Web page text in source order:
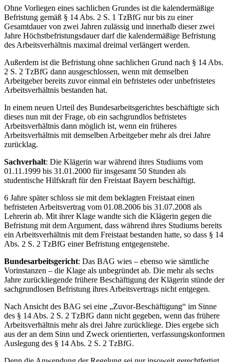
Ohne Vorliegen eines sachlichen Grundes ist die kalendermäßige
Befristung gemäß § 14 Abs. 2 S. 1 TzBfG nur bis zu einer
Gesamtdauer von zwei Jahren zulässig und innerhalb dieser zwei
Jahre Höchstbefristungsdauer darf die kalendermäßige Befristung
des Arbeitsverhältnis maximal dreimal verlängert werden.
Außerdem ist die Befristung ohne sachlichen Grund nach § 14 Abs.
2 S. 2 TzBfG dann ausgeschlossen, wenn mit demselben
Arbeitgeber bereits zuvor einmal ein befristetes oder unbefristetes
Arbeitsverhältnis bestanden hat.
In einem neuen Urteil des Bundesarbeitsgerichtes beschäftigte sich
dieses nun mit der Frage, ob ein sachgrundlos befristetes
Arbeitsverhältnis dann möglich ist, wenn ein früheres
Arbeitsverhältnis mit demselben Arbeitgeber mehr als drei Jahre
zurücklag.
Sachverhalt: Die Klägerin war während ihres Studiums vom
01.11.1999 bis 31.01.2000 für insgesamt 50 Stunden als
studentische Hilfskraft für den Freistaat Bayern beschäftigt.
6 Jahre später schloss sie mit dem beklagten Freistaat einen
befristeten Arbeitsvertrag vom 01.08.2006 bis 31.07.2008 als
Lehrerin ab. Mit ihrer Klage wandte sich die Klägerin gegen die
Befristung mit dem Argument, dass während ihres Studiums bereits
ein Arbeitsverhältnis mit dem Freistaat bestanden hatte, so dass § 14
Abs. 2 S. 2 TzBfG einer Befristung entgegenstehe.
Bundesarbeitsgericht: Das BAG wies – ebenso wie sämtliche
Vorinstanzen – die Klage als unbegründet ab. Die mehr als sechs
Jahre zurückliegende frühere Beschäftigung der Klägerin stünde der
sachgrundlosen Befristung ihres Arbeitsvertrags nicht entgegen.
Nach Ansicht des BAG sei eine „Zuvor-Beschäftigung“ im Sinne
des § 14 Abs. 2 S. 2 TzBfG dann nicht gegeben, wenn das frühere
Arbeitsverhältnis mehr als drei Jahre zurückliege. Dies ergebe sich
aus der an dem Sinn und Zweck orientierten, verfassungskonformen
Auslegung des § 14 Abs. 2 S. 2 TzBfG.